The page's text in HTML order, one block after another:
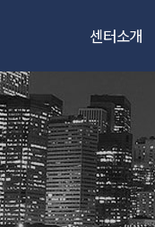
센터소개
인사말
주요연구자
연혁
조직도
성과실적